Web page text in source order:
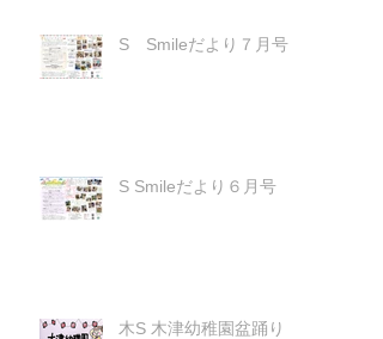
S Smileだより７月号
S Smileだより６月号
木S 木津幼稚園盆踊り